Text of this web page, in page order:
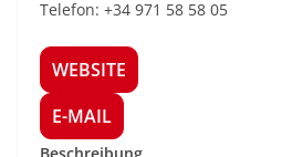
Telefon: +34 971 58 58 05
WEBSITE
E-MAIL